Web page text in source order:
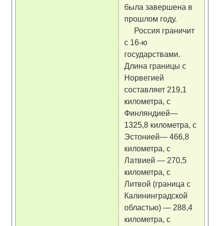
была завершена в
прошлом году.
Россия граничит
с 16-ю
государствами.
Длина границы с
Норвегией
составляет 219,1
километра, с
Финляндией—
1325,8 километра, с
Эстонией— 466,8
километра, с
Латвией — 270,5
километра, с
Литвой (граница с
Калининградской
областью) — 288,4
километра, с